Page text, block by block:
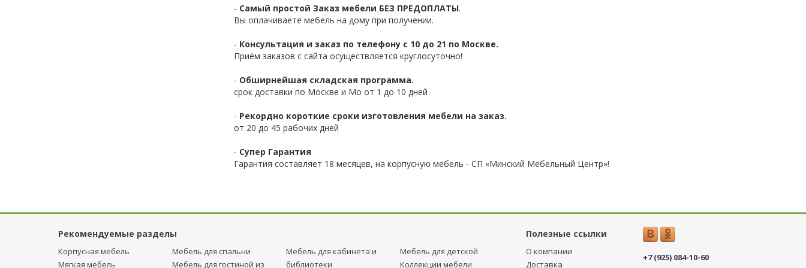
- Самый простой Заказ мебели БЕЗ ПРЕДОПЛАТЫ.
Вы оплачиваете мебель на дому при получении.
- Консультация и заказ по телефону с 10 до 21 по Москве.
Приём заказов с сайта осуществляется круглосуточно!
- Обширнейшая складская программа.
срок доставки по Москве и Мо от 1 до 10 дней
- Рекордно короткие сроки изготовления мебели на заказ.
от 20 до 45 рабочих дней
- Супер Гарантия
Гарантия составляет 18 месяцев, на корпусную мебель - СП «Минский Мебельный Центр»!
Рекомендуемые разделы Полезные ссылки
Корпусная мебель
Мягкая мебель
Мебель для спальни
Мебель для гостиной из
Мебель для кабинета и
библиотеки
Мебель для детcкой
Коллекции мебели
О компании
Доставка
+7 (925) 084-10-60